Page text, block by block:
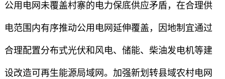
公用电网未覆盖村寨的电力保底供应矛盾，在合理供
电范围内有序推动公用电网延伸覆盖，因地制宜通过
合理配置分布式光伏和风电、储能、柴油发电机等建
设改造可再生能源局域网。加强新划转县域农村电网